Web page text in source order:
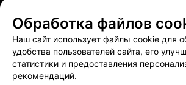
Обработка файлов
Наш сайт использует файлы cookie для
удобства пользователей сайта, его
статистики и предоставления
рекомендаций.